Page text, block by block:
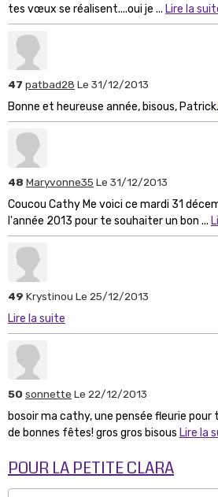
tes vœux se réalisent....oui je ... Lire la
47 patbad28 Le 31/12/2013
Bonne et heureuse année, bisous, Patrick.
48 Maryvonne35 Le 31/12/2013
Coucou Cathy Me voici ce mardi 31
l'année 2013 pour te souhaiter un bon ...
49 Krystinou Le 25/12/2013
Lire la suite
50 sonnette Le 22/12/2013
bosoir ma cathy, une pensée fleurie
de bonnes fêtes! gros gros bisous Lire la
POUR LA PETITE CLARA